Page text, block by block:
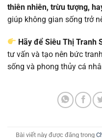
thiên nhiên, trừu tượng,
giúp không gian sống trở
Hãy để Siêu Thị Tranh
tư vấn và tạo nên bức
sống và phong thủy cá
Bài viết này được đăng trong